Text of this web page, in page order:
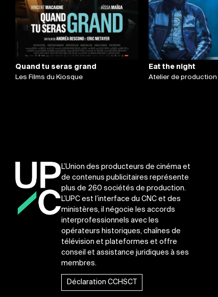
Quand tu seras grand
Les Films du Kiosque
Eat the night
Atelier de production
L’Union des producteurs de cinéma et
de contenus publicitaires représente
plus de 260 sociétés de production.
L’UPC est l’interface du CNC et des
ministères, il négocie les accords
interprofessionnels avec les
opérateurs historiques, chaînes de
télévision et plateformes et offre
conseil et assistance juridiques à ses
membres.
Déclaration CCHSCT